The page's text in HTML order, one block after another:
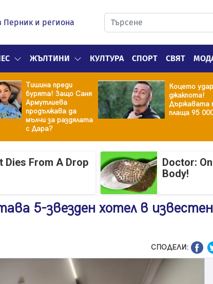
Перник и региона
ЖЪЛТИНИ КУЛТУРА СПОРТ СВЯТ
Тишина преди
бурята! Защо Саня
Армутлиева
продължава да
мълчи за раздялата
с Дара?
Коцето
джакпота!
Държавата
плаща 95
Dies From A Drop
Doctor:
Body!
5-звезден хотел в известен
СПОДЕЛИ: